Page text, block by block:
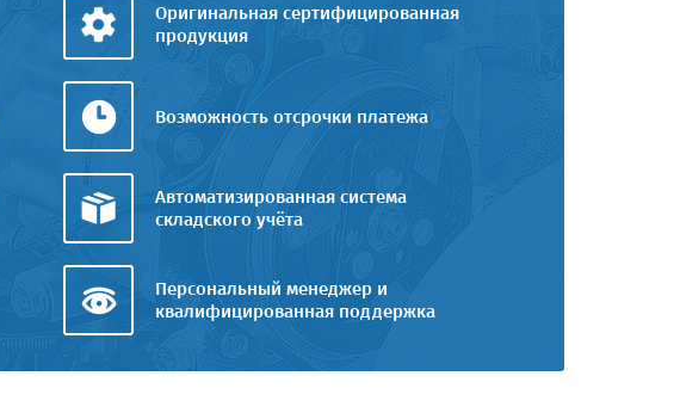
Оригинальная сертифицированная
продукция
Возможность отсрочки платежа
Автоматизированная система
складского учёта
Персональный менеджер и
квалифицированная поддержка